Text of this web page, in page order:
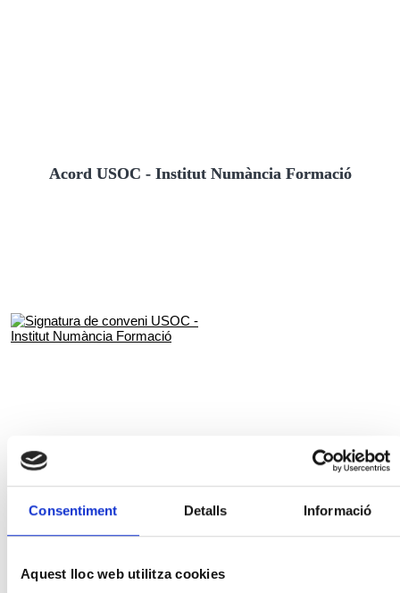
Consentiment Detalls Informació
Aquest lloc web utilitza cookies
Acord USOC - Institut Numància Formació